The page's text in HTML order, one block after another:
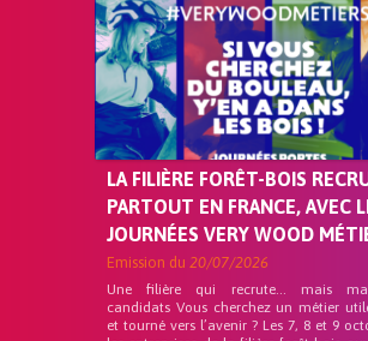
LA FILIÈRE FORÊT-BOIS
PARTOUT EN FRANCE, AVEC
JOURNÉES VERY WOOD
Emission du 20/07/2026
Une filière qui recrute… mais
candidats Vous cherchez un métier
et tourné vers l’avenir ? Les 7, 8 et 9